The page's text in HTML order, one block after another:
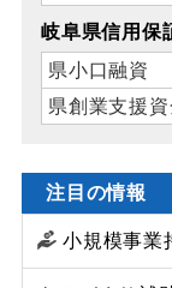
岐阜県信用保
県小口融資
県創業支援資
注目の情報
小規模事業